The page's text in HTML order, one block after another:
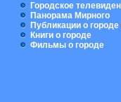
Городское
Панорама Мирного
Публикации о
Книги о городе
Фильмы о городе